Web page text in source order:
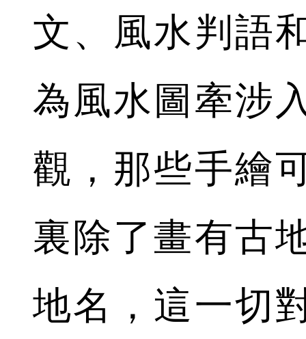
文、風水判語
為風水圖牽涉
觀，那些手繪
裏除了畫有古
地名，這一切